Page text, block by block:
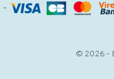
-
© 2026 -